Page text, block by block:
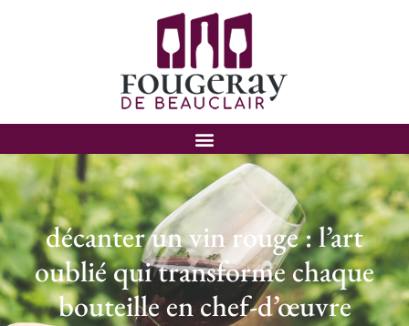
décanter un vin rouge : l’art
oublié qui transforme chaque
bouteille en chef-d’œuvre